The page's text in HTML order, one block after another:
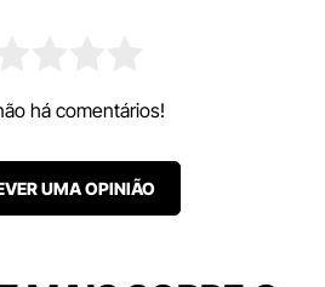
há comentários!
UMA OPINIÃO